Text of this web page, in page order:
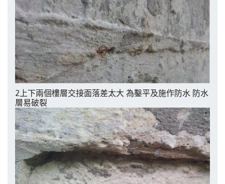
2上下兩個樓層交接面落差太大 為鑿平及施作防水 防水
層易破裂